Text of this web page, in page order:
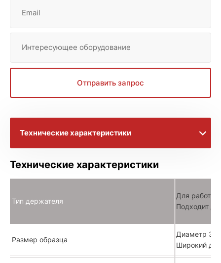
Email
Интересующее оборудование
Отправить запрос
Технические характеристики
Брошюры с информацией
Технические характеристики
Тип держателя
Для работы
Подходит
Размер образца
Диаметр 3
Широкий